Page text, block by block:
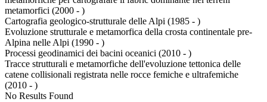
metamorfici (2000 - )
Cartografia geologico-strutturale delle Alpi (1985 - )
Evoluzione strutturale e metamorfica della crosta continentale pre-
Alpina nelle Alpi (1990 - )
Processi geodinamici dei bacini oceanici (2010 - )
Tracce strutturali e metamorfiche dell'evoluzione tettonica delle
catene collisionali registrata nelle rocce femiche e ultrafemiche
(2010 - )
No Results Found